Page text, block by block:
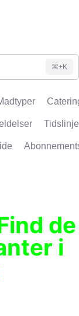
⌘+K
Tidslinje
de
i